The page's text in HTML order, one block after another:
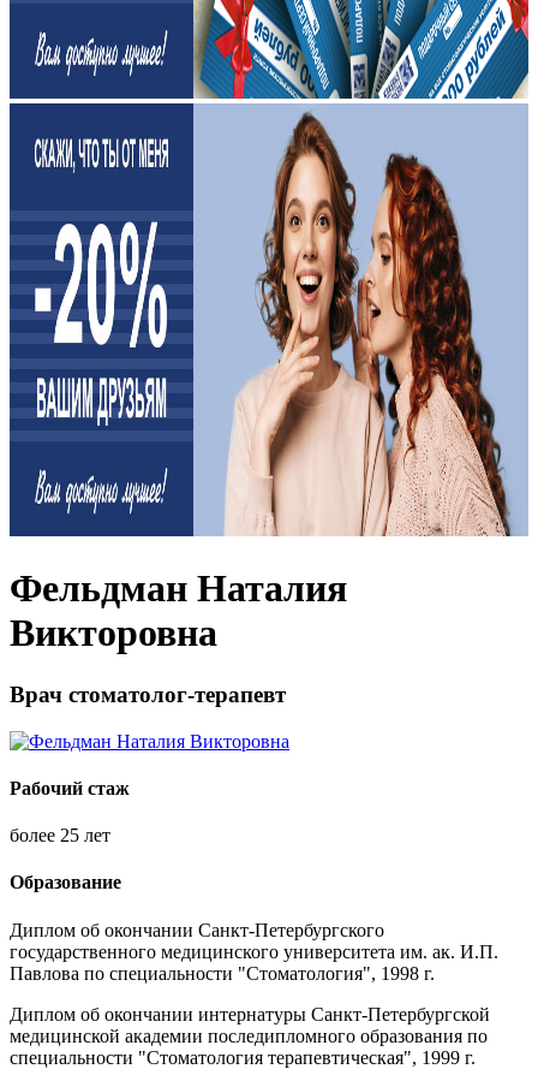
Фельдман Наталия
Викторовна
Врач стоматолог-терапевт
Рабочий стаж
более 25 лет
Образование
Диплом об окончании Санкт-Петербургского
государственного медицинского университета им. ак. И.П.
Павлова по специальности "Стоматология", 1998 г.
Диплом об окончании интернатуры Санкт-Петербургской
медицинской академии последипломного образования по
специальности "Стоматология терапевтическая", 1999 г.